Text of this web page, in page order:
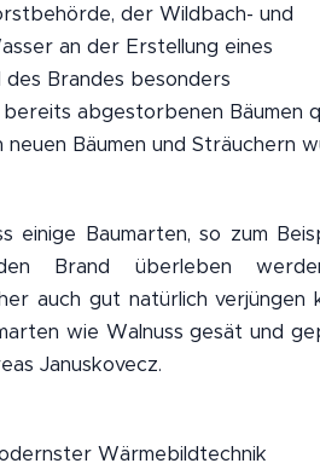
der Wildbach- und
an der Erstellung eines
Brandes besonders
abgestorbenen Bäumen
Bäumen und Sträuchern
einige Baumarten, so zum
Brand überleben
auch gut natürlich verjüngen
wie Walnuss gesät und
Januskovecz.
Wärmebildtechnik